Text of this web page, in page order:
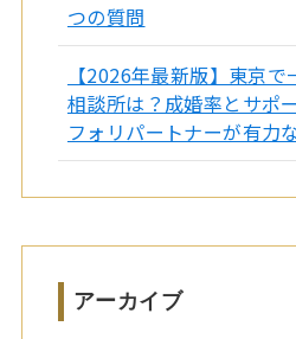
つの質問
【2026年最新版】東京
相談所は？成婚率とサポ
フォリパートナーが有力
アーカイブ